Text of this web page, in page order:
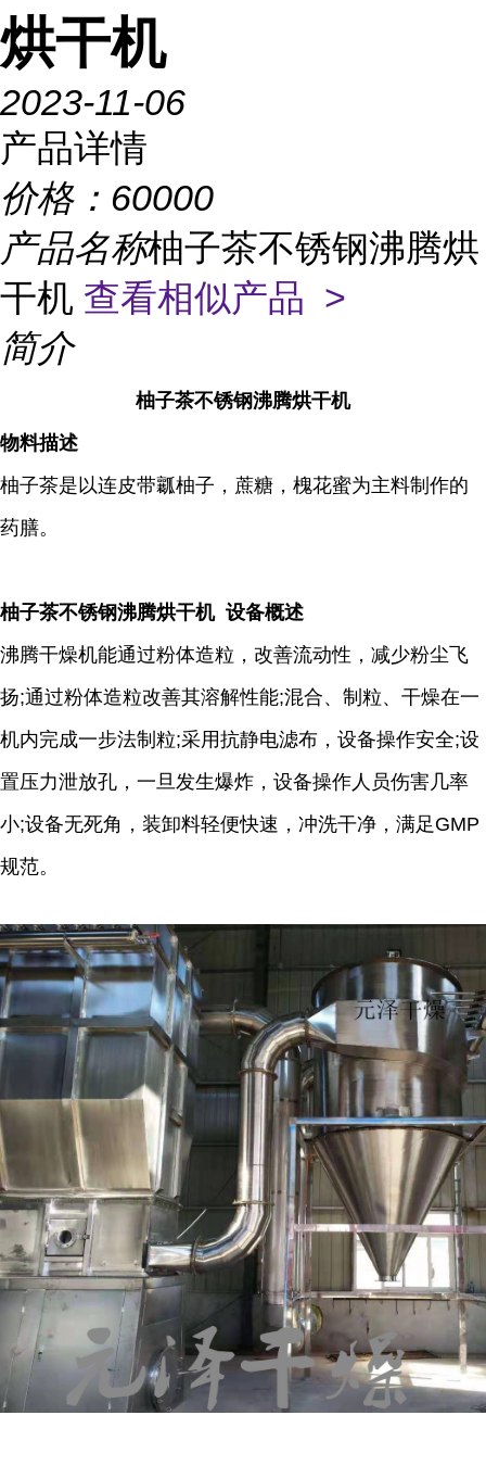
烘干机
2023-11-06
产品详情
价格： 60000
产品名称柚子茶不锈钢沸腾烘
干机 查看相似产品 >
简介
柚子茶不锈钢沸腾烘干机
物料描述
柚子茶是以连皮带瓤柚子，蔗糖，槐花蜜为主料制作的
药膳。
柚子茶不锈钢沸腾烘干机 设备概述
沸腾干燥机能通过粉体造粒，改善流动性，减少粉尘飞
扬;通过粉体造粒改善其溶解性能;混合、制粒、干燥在一
机内完成一步法制粒;采用抗静电滤布，设备操作安全;设
置压力泄放孔，一旦发生爆炸，设备操作人员伤害几率
小;设备无死角，装卸料轻便快速，冲洗干净，满足GMP
规范。